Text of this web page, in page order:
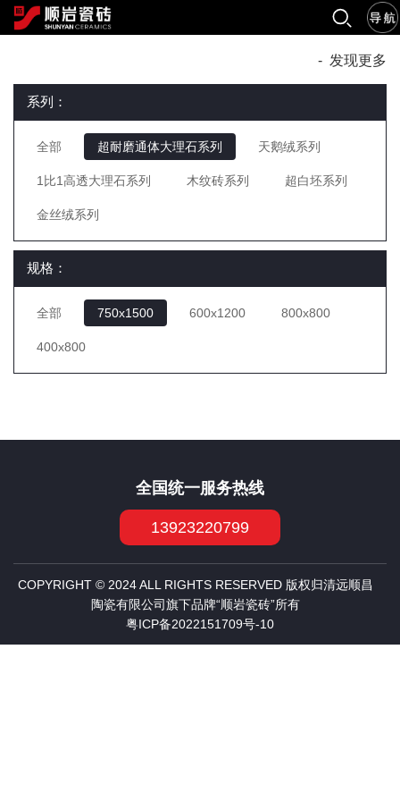
- 发现更多
系列：
全部 超耐磨通体大理石系列 天鹅绒系列
1比1高透大理石系列 木纹砖系列 超白坯系列
金丝绒系列
规格：
全部 750x1500 600x1200 800x800
400x800
全国统一服务热线
13923220799
COPYRIGHT © 2024 ALL RIGHTS RESERVED 版权归清远顺昌
陶瓷有限公司旗下品牌“顺岩瓷砖”所有
粤ICP备2022151709号-10